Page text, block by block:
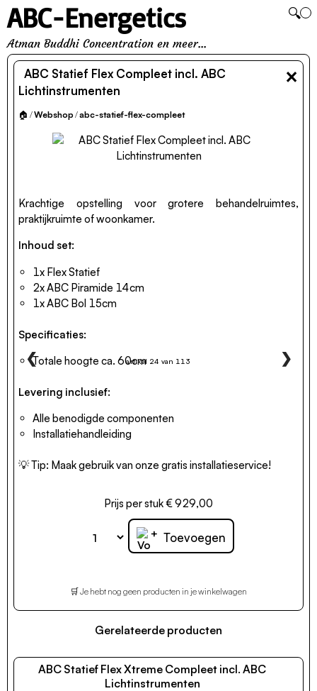
🔍
ABC-Energetics
Atman Buddhi Concentration en meer...
×
ABC Statief Flex Compleet incl. ABC
Lichtinstrumenten
🏠 /Webshop /abc-statief-flex-compleet
❮ artikel 24 van 113 ❯
Krachtige opstelling voor grotere behandelruimtes,
praktijkruimte of woonkamer.
Inhoud set:
1x Flex Statief
2x ABC Piramide 14cm
1x ABC Bol 15cm
Specificaties:
Totale hoogte ca. 60cm
Levering inclusief:
Alle benodigde componenten
Installatiehandleiding
💡 Tip: Maak gebruik van onze gratis installatieservice!
Prijs per stuk € 929,00
+ Toevoegen
🛒 Je hebt nog geen producten in je winkelwagen
Gerelateerde producten
ABC Statief Flex Xtreme Compleet incl. ABC
Lichtinstrumenten